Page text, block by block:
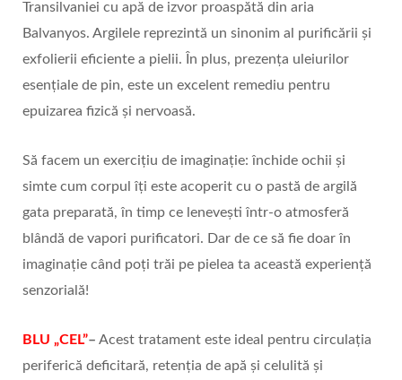
Transilvaniei cu apă de izvor proaspătă din aria
Balvanyos. Argilele reprezintă un sinonim al purificării și
exfolierii eficiente a pielii. În plus, prezența uleiurilor
esențiale de pin, este un excelent remediu pentru
epuizarea fizică și nervoasă.
Să facem un exercițiu de imaginație: închide ochii și
simte cum corpul îți este acoperit cu o pastă de argilă
gata preparată, în timp ce lenevești într-o atmosferă
blândă de vapori purificatori. Dar de ce să fie doar în
imaginație când poți trăi pe pielea ta această experiență
senzorială!
BLU „CEL”– Acest tratament este ideal pentru circulația
periferică deficitară, retenția de apă și celulită și